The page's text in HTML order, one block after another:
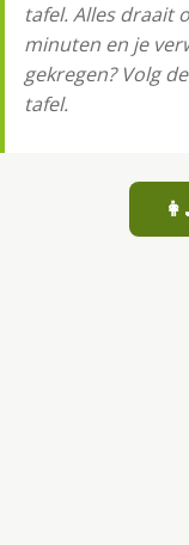
tafel. Alles draait
minuten en je
gekregen? Volg
tafel.